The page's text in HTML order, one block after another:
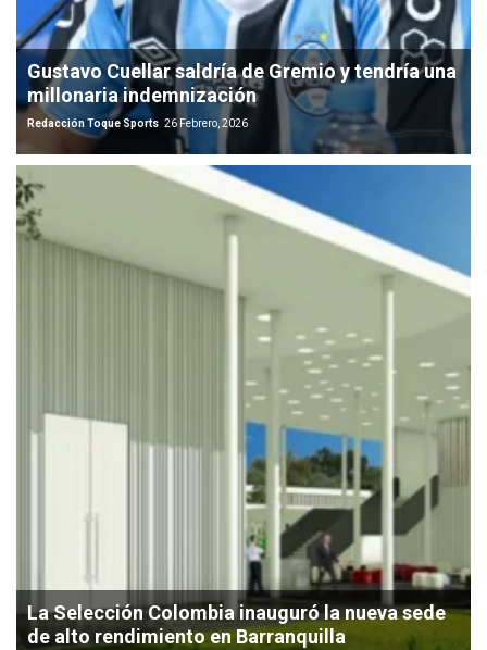
Gustavo Cuellar saldría de Gremio y tendría una
millonaria indemnización
Redacción Toque Sports 26 Febrero, 2026
La Selección Colombia inauguró la nueva sede
de alto rendimiento en Barranquilla